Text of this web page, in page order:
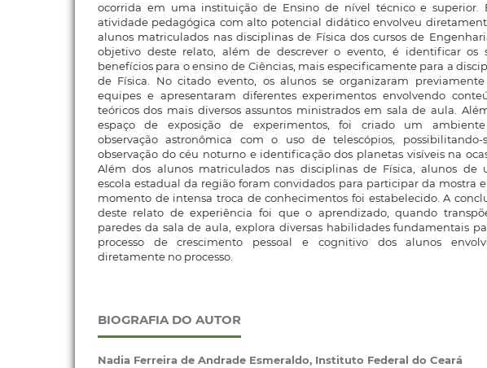
ocorrida em uma instituição de Ensino de nível técnico e superior.
atividade pedagógica com alto potencial didático envolveu
alunos matriculados nas disciplinas de Física dos cursos de
objetivo deste relato, além de descrever o evento, é identificar os
benefícios para o ensino de Ciências, mais especificamente para a
de Física. No citado evento, os alunos se organizaram
equipes e apresentaram diferentes experimentos envolvendo
teóricos dos mais diversos assuntos ministrados em sala de aula.
espaço de exposição de experimentos, foi criado um
observação astronômica com o uso de telescópios, possibilitando-
observação do céu noturno e identificação dos planetas visíveis na
Além dos alunos matriculados nas disciplinas de Física, alunos de
escola estadual da região foram convidados para participar da mostra
momento de intensa troca de conhecimentos foi estabelecido. A
deste relato de experiência foi que o aprendizado, quando
paredes da sala de aula, explora diversas habilidades fundamentais
processo de crescimento pessoal e cognitivo dos alunos
diretamente no processo.
BIOGRAFIA DO AUTOR
Nadia Ferreira de Andrade Esmeraldo, Instituto Federal do Ceará